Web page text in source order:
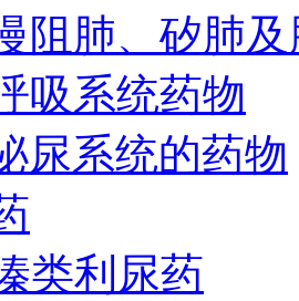
阻肺、矽肺
吸系统药物
尿系统的药物
类利尿药